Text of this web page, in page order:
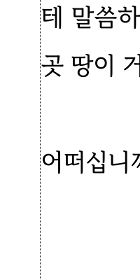
테 말씀
곳 땅이
어떠십니